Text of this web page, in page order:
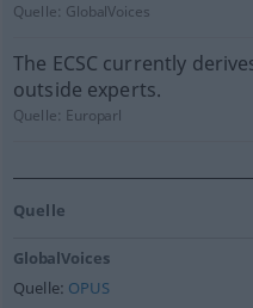
Quelle: GlobalVoices
The ECSC currently
outside experts.
Quelle: Europarl
Quelle
GlobalVoices
Quelle: OPUS